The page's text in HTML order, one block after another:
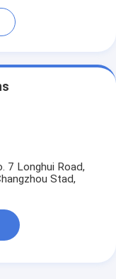
7 Longhui Road,
Stad,